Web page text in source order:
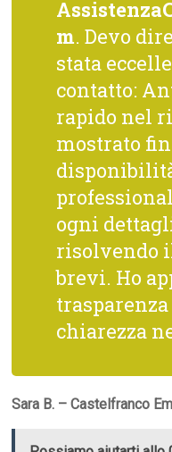
m. Devo
stata
contatto:
rapido nel
mostrato
ogni
risolvendo
brevi. Ho
chiarezza
Sara B. – Castelfranco